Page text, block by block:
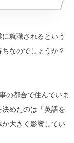
就職されるという
なのでしょうか？
の都合で住んでいま
めたのは「英語を
が大きく影響してい